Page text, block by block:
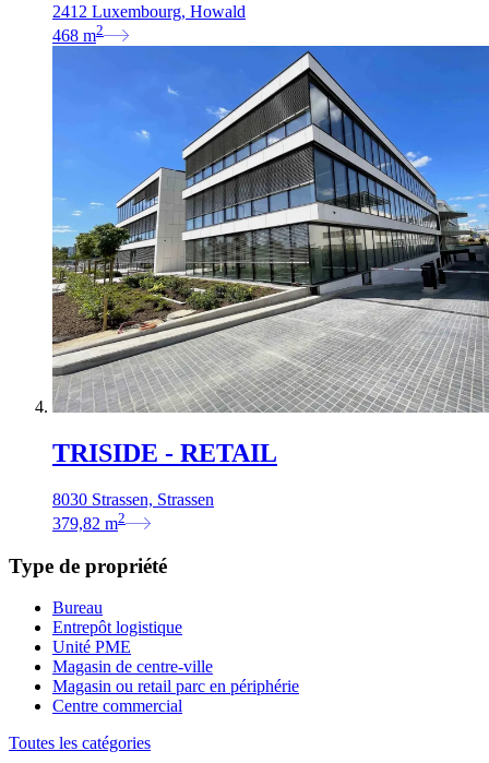
2412 Luxembourg, Howald
468 m2
TRISIDE - RETAIL
8030 Strassen, Strassen
379,82 m2
Type de propriété
Bureau
Entrepôt logistique
Unité PME
Magasin de centre-ville
Magasin ou retail parc en périphérie
Centre commercial
Toutes les catégories